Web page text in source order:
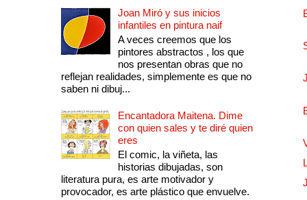
Joan Miró y sus inicios
infantiles en pintura naif
A veces creemos que los
pintores abstractos , los que
nos presentan obras que no
reflejan realidades, simplemente es que no
saben ni dibuj...
Encantadora Maitena. Dime
con quien sales y te diré quien
eres
El comic, la viñeta, las
historias dibujadas, son
literatura pura, es arte motivador y
provocador, es arte plástico que envuelve.